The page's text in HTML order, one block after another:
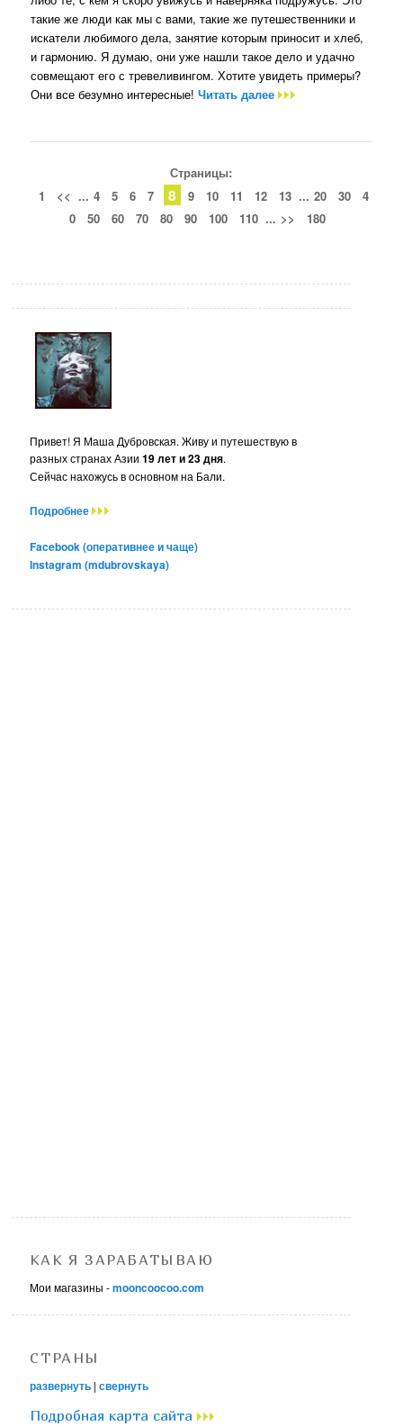
такие же люди как мы с вами, такие же путешественники и
искатели любимого дела, занятие которым приносит и хлеб,
и гармонию. Я думаю, они уже нашли такое дело и удачно
совмещают его с тревеливингом. Хотите увидеть примеры?
Они все безумно интересные!Читать далее
Страницы:
1
<< ... 4 5 6 7 8 9 10 11 12 13 ... 20 30
4
0
50 60 70 80 90 100 110 ... >> 180
Привет! Я Маша Дубровская. Живу и путешествую в
разных странах Азии19 лет и 23 дня.
Сейчас нахожусь в основном на Бали.
Подробнее
Facebook (оперативнее и чаще)
Instagram (mdubrovskaya)
КАК Я ЗАРАБАТЫВАЮ
Мои магазины -mooncoocoo.com
СТРАНЫ
развернуть |свернуть
Подробная карта сайта